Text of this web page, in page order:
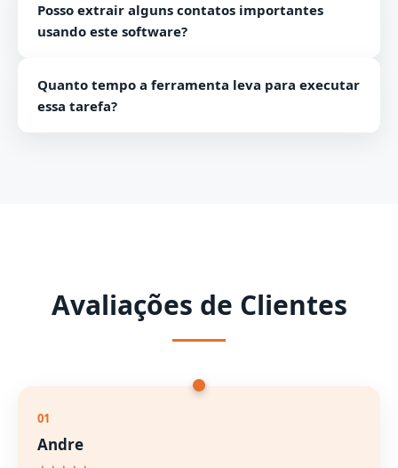
É uma ferramenta independente que funciona sem o
Outlook.
Posso extrair alguns contatos importantes
usando este software?
importantes de acordo com seus desejos usando este
software.
Quanto tempo a ferramenta leva para executar
essa tarefa?
Avaliações de Clientes
01
Andre